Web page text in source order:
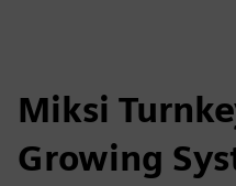
Miksi
Growing